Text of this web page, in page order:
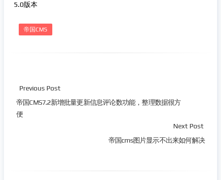
5.0版本
帝国CMS
Previous Post
帝国CMS7.2新增批量更新信息评论数功能，整理数据很方
便
Next Post
帝国cms图片显示不出来如何解决